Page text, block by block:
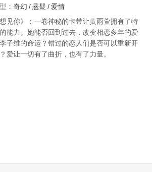
： 奇幻 /悬疑 / 爱情
想见你》：一卷神秘的卡带让黄雨萱拥有了特
能力。她能否回到过去，改变相恋多年的爱
子维的命运？错过的恋人们是否可以重新开
爱让一切有了曲折，也有了力量。